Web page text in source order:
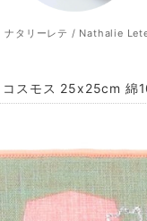
ナタリーレテ / Nathalie
コスモス 25x25cm